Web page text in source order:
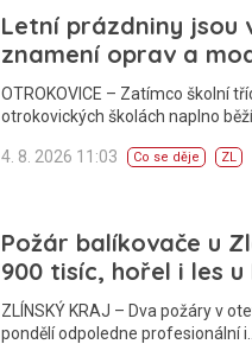
Letní prázdniny jsou
znamení oprav a
OTROKOVICE – Zatímco školní
otrokovických školách naplno
4. 8. 2026 11:03 Co se děje ZL
Požár balíkovače u
900 tisíc, hořel i les u
ZLÍNSKÝ KRAJ – Dva požáry v
pondělí odpoledne profesionální i…